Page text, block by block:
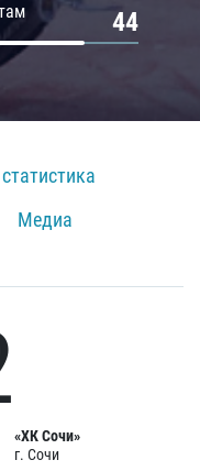
44
Медиа
«ХК Сочи»
г. Сочи